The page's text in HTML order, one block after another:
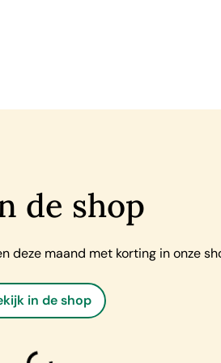
de shop
deze maand met korting in onze
in de shop
laden